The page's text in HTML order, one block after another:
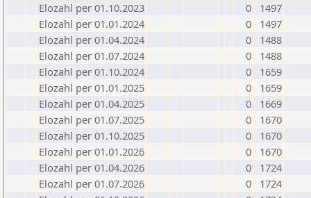
Elozahl per 01.10.2023
0
1497
Elozahl per 01.01.2024
0
1497
Elozahl per 01.04.2024
0
1488
Elozahl per 01.07.2024
0
1488
Elozahl per 01.10.2024
0
1659
Elozahl per 01.01.2025
0
1659
Elozahl per 01.04.2025
0
1669
Elozahl per 01.07.2025
0
1670
Elozahl per 01.10.2025
0
1670
Elozahl per 01.01.2026
0
1670
Elozahl per 01.04.2026
0
1724
Elozahl per 01.07.2026
0
1724